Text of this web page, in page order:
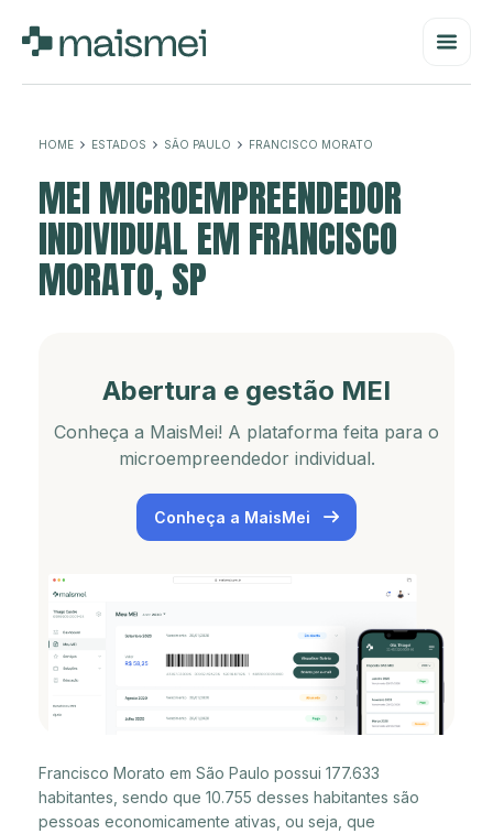
HOME ESTADOS SÃO PAULO FRANCISCO MORATO
MEI MICROEMPREENDEDOR
INDIVIDUAL EM FRANCISCO
MORATO, SP
Abertura e gestão MEI
Conheça a MaisMei! A plataforma feita para o
microempreendedor individual.
Conheça a MaisMei
Francisco Morato em São Paulo possui 177.633
habitantes, sendo que 10.755 desses habitantes são
pessoas economicamente ativas, ou seja, que